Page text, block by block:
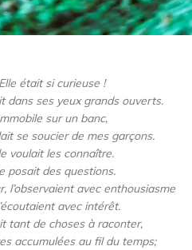
Elle était si curieuse !
dans ses yeux grands ouverts.
sur un banc,
se soucier de mes garçons.
voulait les connaître.
posait des questions.
l’observaient avec enthousiasme
avec intérêt.
tant de choses à raconter,
accumulées au fil du temps;